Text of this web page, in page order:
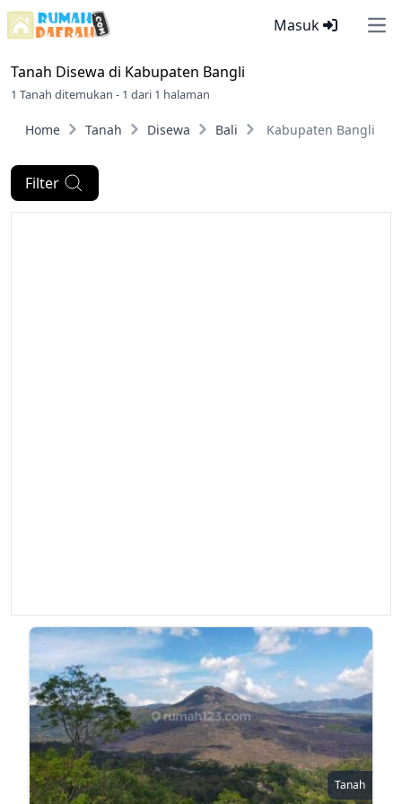
Masuk
Tanah Disewa di Kabupaten Bangli
1 Tanah ditemukan - 1 dari 1 halaman
Home Tanah Disewa Bali Kabupaten Bangli
Filter
Tanah